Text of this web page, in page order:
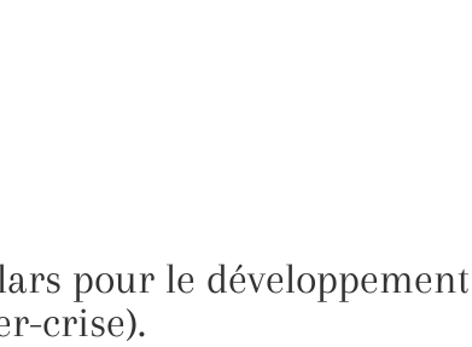
pour le développement
crise).